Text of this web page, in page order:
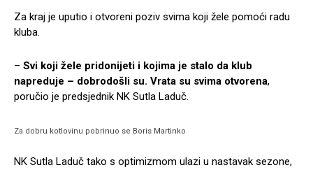
Za kraj je uputio i otvoreni poziv svima koji žele pomoći radu
kluba.
– Svi koji žele pridonijeti i kojima je stalo da klub
napreduje – dobrodošli su. Vrata su svima otvorena,
poručio je predsjednik NK Sutla Laduč.
Za dobru kotlovinu pobrinuo se Boris Martinko
NK Sutla Laduč tako s optimizmom ulazi u nastavak sezone,